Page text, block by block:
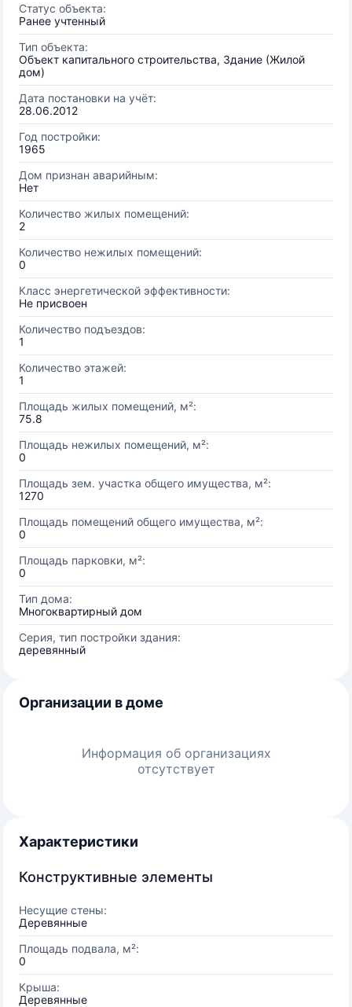
Статус объекта:
Ранее учтенный
Тип объекта:
Объект капитального строительства, Здание (Жилой
дом)
Дата постановки на учёт:
28.06.2012
Год постройки:
1965
Дом признан аварийным:
Нет
Количество жилых помещений:
2
Количество нежилых помещений:
0
Класс энергетической эффективности:
Не присвоен
Количество подъездов:
1
Количество этажей:
1
Площадь жилых помещений, м²:
75.8
Площадь нежилых помещений, м²:
0
Площадь зем. участка общего имущества, м²:
1270
Площадь помещений общего имущества, м²:
0
Площадь парковки, м²:
0
Тип дома:
Многоквартирный дом
Серия, тип постройки здания:
деревянный
Организации в доме
Информация об организациях
отсутствует
Характеристики
Конструктивные элементы
Несущие стены:
Деревянные
Площадь подвала, м²:
0
Крыша:
Деревянные